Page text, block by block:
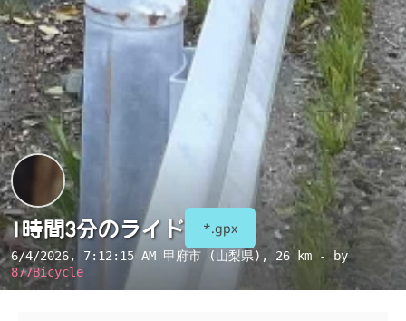
1時間3分のライド *.gpx
6/4/2026, 7:12:15 AM 甲府市 (山梨県) , 26 km - by
877Bicycle